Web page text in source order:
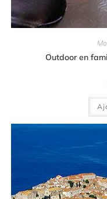
Outdoor en